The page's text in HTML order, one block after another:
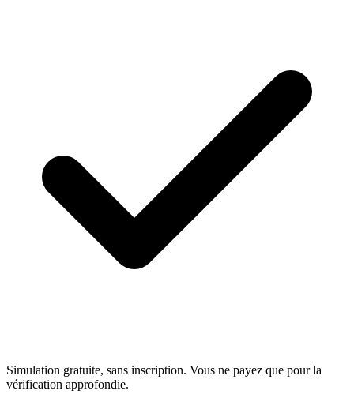
Simulation gratuite, sans inscription. Vous ne payez que pour la
vérification approfondie.